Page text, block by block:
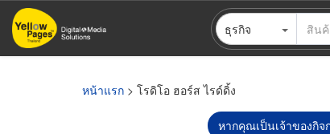
ข้าม
ไป
ธุรกิจ
หน้าแรก > โรดิโอ ฮอร์ส ไรด์ดิ้ง
หากคุณเป็นเจ้าของกิ